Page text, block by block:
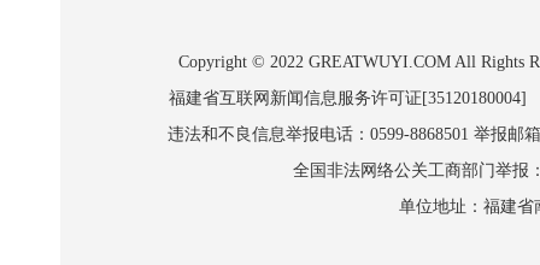
Copyright © 2022 GREATWUYI.COM All Rights
福建省互联网新闻信息服务许可证
违法和不良信息举报电话：0599-8868501 举报邮
全国非法网络公关工商部门举报
单位地址：福建省